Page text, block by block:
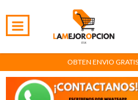
OBTEN ENVIO